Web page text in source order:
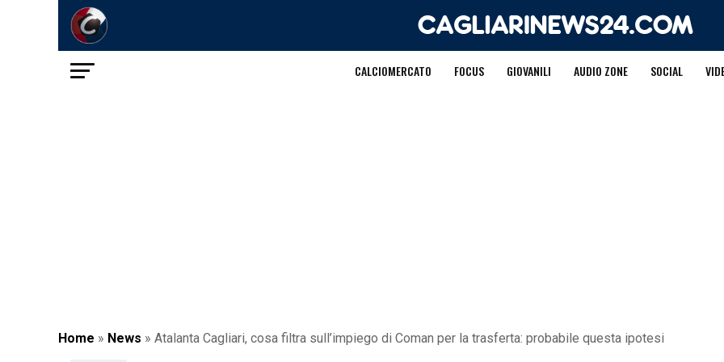
CALCIOMERCATO FOCUS GIOVANILI AUDIO ZONE SOCIAL
Home » News » Atalanta Cagliari, cosa filtra sull’impiego di Coman per la trasferta: probabile questa ipotesi